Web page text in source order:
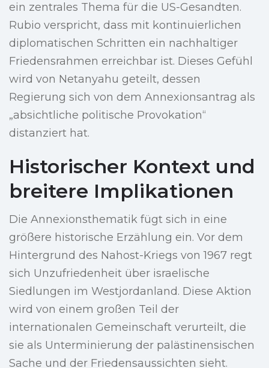
ein zentrales Thema für die US-Gesandten.
Rubio verspricht, dass mit kontinuierlichen
diplomatischen Schritten ein nachhaltiger
Friedensrahmen erreichbar ist. Dieses Gefühl
wird von Netanyahu geteilt, dessen
Regierung sich von dem Annexionsantrag als
„absichtliche politische Provokation“
distanziert hat.
Historischer Kontext und
breitere Implikationen
Die Annexionsthematik fügt sich in eine
größere historische Erzählung ein. Vor dem
Hintergrund des Nahost-Kriegs von 1967 regt
sich Unzufriedenheit über israelische
Siedlungen im Westjordanland. Diese Aktion
wird von einem großen Teil der
internationalen Gemeinschaft verurteilt, die
sie als Unterminierung der palästinensischen
Sache und der Friedensaussichten sieht.